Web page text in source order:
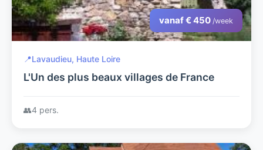
vanaf € 450 /week
📍Lavaudieu, Haute Loire
L'Un des plus beaux villages de France
👥4 pers.